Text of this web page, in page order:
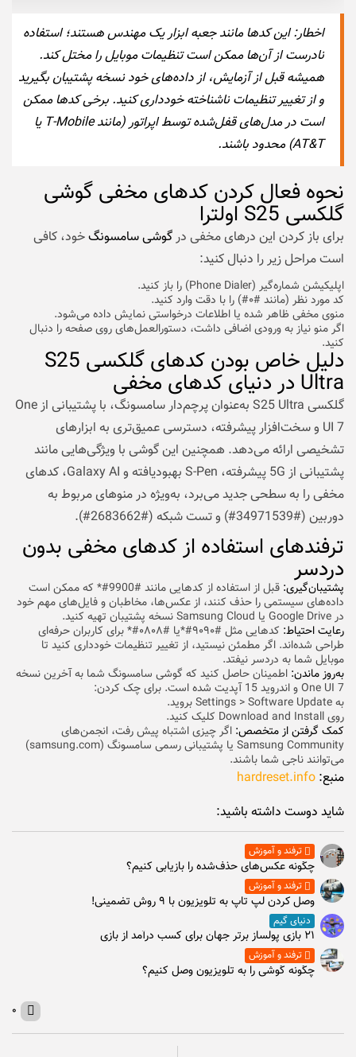
اخطار: این کدها مانند جعبه ابزار یک مهندس هستند؛ استفاده
نادرست از آن‌ها ممکن است تنظیمات موبایل را مختل کند.
همیشه قبل از آزمایش، از داده‌های خود نسخه پشتیبان بگیرید
و از تغییر تنظیمات ناشناخته خودداری کنید. برخی کدها ممکن
است در مدل‌های قفل‌شده توسط اپراتور (مانند T-Mobile یا
AT&T) محدود باشند.
نحوه فعال کردن کدهای مخفی گوشی
گلکسی S25 اولترا
برای باز کردن این درهای مخفی درگوشی سامسونگخود، کافی
است مراحل زیر را دنبال کنید:
اپلیکیشن شماره‌گیر (Phone Dialer) را باز کنید.
کد مورد نظر (مانند #۰#) را با دقت وارد کنید.
منوی مخفی ظاهر شده یا اطلاعات درخواستی نمایش داده می‌شود.
اگر منو نیاز به ورودی اضافی داشت، دستورالعمل‌های روی صفحه را دنبال
کنید.
دلیل خاص بودن کدهای گلکسی S25
Ultra در دنیای کدهای مخفی
گلکسی S25 Ultra به‌عنوان پرچم‌دار سامسونگ، با پشتیبانی از One
UI 7 و سخت‌افزار پیشرفته، دسترسی عمیق‌تری به ابزارهای
تشخیصی ارائه می‌دهد. همچنین این گوشی با ویژگی‌هایی مانند
پشتیبانی از 5G پیشرفته، S-Pen بهبودیافته و Galaxy AI، کدهای
مخفی را به سطحی جدید می‌برد، به‌ویژه در منوهای مربوط به
دوربین (#34971539#) و تست شبکه (#2683662#).
ترفندهای استفاده از کدهای مخفی بدون
دردسر
پشتیبان‌گیری:
قبل از استفاده از کدهایی مانند #9900#* که ممکن است
داده‌های سیستمی را حذف کنند، از عکس‌ها، مخاطبان و فایل‌های مهم خود
در Google Drive یا Samsung Cloud نسخه پشتیبان تهیه کنید.
رعایت احتیاط:
کدهایی مثل #۹۰۹۰#*یا #۰۸۰۸#* برای کاربران حرفه‌ای
طراحی شده‌اند. اگر مطمئن نیستید، از تغییر تنظیمات خودداری کنید تا
موبایل شما به دردسر نیفتد.
به‌روز ماندن: اطمینان حاصل کنید که گوشی سامسونگ شما به آخرین نسخه
One UI 7 و اندروید 15 آپدیت شده است. برای چک کردن:
به Settings > Software Update بروید.
روی Download and Install کلیک کنید.
کمک گرفتن از متخصص: اگر چیزی اشتباه پیش رفت، انجمن‌های
Samsung Community یا پشتیبانی رسمی سامسونگ (samsung.com)
می‌توانند ناجی شما باشند.
منبع: hardreset.info
شاید دوست داشته باشید:
ترفند و آموزش
چگونه عکس‌های حذف‌شده را بازیابی کنیم؟
ترفند و آموزش
وصل كردن لپ تاپ به تلويزيون با ۹ روش تضمینی!
دنیای گیم
۲۱ بازی پولساز برتر جهان برای کسب درآمد از بازی
ترفند و آموزش
چگونه گوشی را به تلویزیون وصل کنیم؟
۰